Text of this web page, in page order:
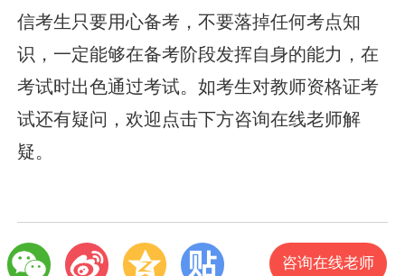
信考生只要用心备考，不要落掉任何考点知
识，一定能够在备考阶段发挥自身的能力，在
考试时出色通过考试。如考生对教师资格证考
试还有疑问，欢迎点击下方咨询在线老师解
疑。
咨询在线老师